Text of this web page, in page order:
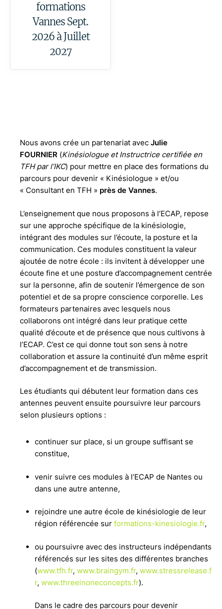
formations
Vannes Sept.
2026 à Juillet
2027
Nous avons crée un partenariat avec Julie
FOURNIER (Kinésiologue et Instructrice certifiée en
TFH par l’IKC) pour mettre en place des formations du
parcours pour devenir « Kinésiologue » et/ou
« Consultant en TFH » près de Vannes.
L’enseignement que nous proposons à l’ECAP, repose
sur une approche spécifique de la kinésiologie,
intégrant des modules sur l’écoute, la posture et la
communication. Ces modules constituent la valeur
ajoutée de notre école : ils invitent à développer une
écoute fine et une posture d’accompagnement centrée
sur la personne, afin de soutenir l’émergence de son
potentiel et de sa propre conscience corporelle. Les
formateurs partenaires avec lesquels nous
collaborons ont intégré dans leur pratique cette
qualité d’écoute et de présence que nous cultivons à
l’ECAP. C’est ce qui donne tout son sens à notre
collaboration et assure la continuité d’un même esprit
d’accompagnement et de transmission.
Les étudiants qui débutent leur formation dans ces
antennes peuvent ensuite poursuivre leur parcours
selon plusieurs options :
continuer sur place, si un groupe suffisant se
constitue,
venir suivre ces modules à l’ECAP de Nantes ou
dans une autre antenne,
rejoindre une autre école de kinésiologie de leur
région référencée sur formations-kinesiologie.fr,
ou poursuivre avec des instructeurs indépendants
référencés sur les sites des différentes branches
(www.tfh.fr, www.braingym.fr, www.stressrelease.f
r, www.threeinoneconcepts.fr).
Dans le cadre des parcours pour devenir